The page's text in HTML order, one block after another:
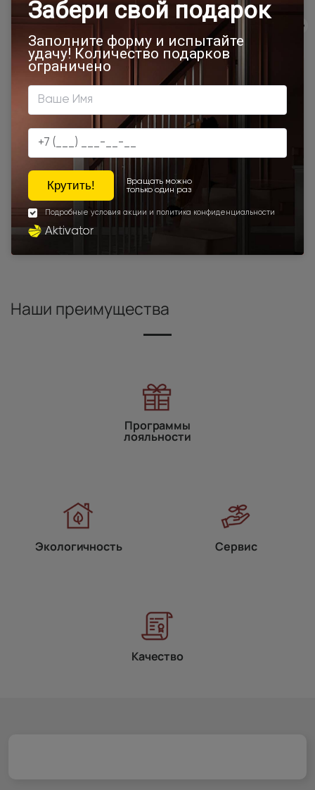
Подробная информация о доставке
Товар относится к категориям:
Двери модерн
Стильные современные межкомнатные двери
700x1900 900x2000 1000x2100 700x2200
Двери межкомнатные 1000х2000 мм
1100x2100 1200x2000
Белый ясень (nano-flex)
Шампань Высота 180 Высота 190
Высота 195
Высота 205 Высота 210
Межкомнатные двери экошпон
Межкомнатные двери высотой 2000 мм
Наши преимущества
Программы
лояльности
Экологичность Сервис
Качество